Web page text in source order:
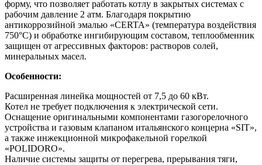
форму, что позволяет работать котлу в закрытых системах с
рабочим давление 2 атм. Благодаря покрытию
антикоррозийной эмалью «CERTA» (температура воздействия
750°С) и обработке ингибирующим составом, теплообменник
защищен от агрессивных факторов: растворов солей,
минеральных масел.
Особенности:
Расширенная линейка мощностей от 7,5 до 60 кВт.
Котел не требует подключения к электрической сети.
Оснащение оригинальными компонентами газогорелочного
устройства и газовым клапаном итальянского концерна «SIT»,
а также инжекционной микрофакельной горелкой
«POLIDORO».
Наличие системы защиты от перегрева, прерывания тяги,